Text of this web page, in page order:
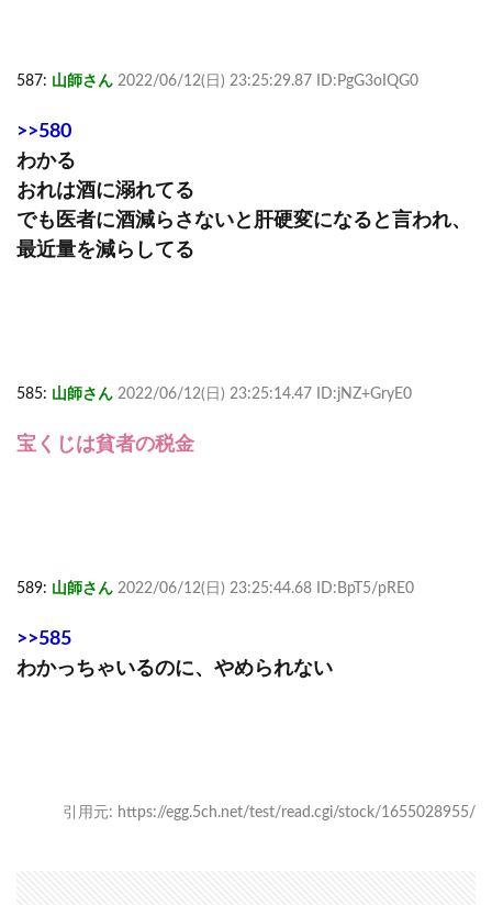
587: 山師さん 2022/06/12(日) 23:25:29.87 ID:PgG3oIQG0
>>580
わかる
おれは酒に溺れてる
でも医者に酒減らさないと肝硬変になると言われ、
最近量を減らしてる
585: 山師さん 2022/06/12(日) 23:25:14.47 ID:jNZ+GryE0
宝くじは貧者の税金
589: 山師さん 2022/06/12(日) 23:25:44.68 ID:BpT5/pRE0
>>585
わかっちゃいるのに、やめられない
引用元: https://egg.5ch.net/test/read.cgi/stock/1655028955/